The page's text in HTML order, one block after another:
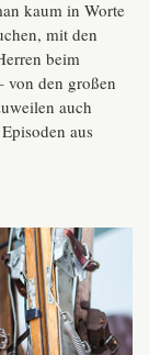
kaum in Worte
mit den
beim
von den großen
auch
aus